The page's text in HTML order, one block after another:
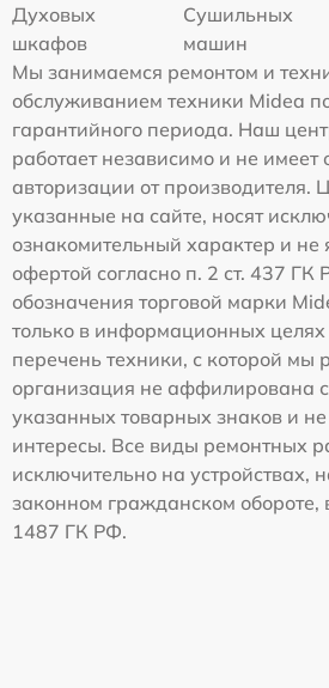
Духовых
шкафов
Сушильных
машин
Мы занимаемся ремонтом и
обслуживанием техники Midea
гарантийного периода. Наш
работает независимо и не
авторизации от производителя.
указанные на сайте, носят
ознакомительный характер и не
офертой согласно п. 2 ст. 437
обозначения торговой марки
только в информационных
перечень техники, с которой мы
организация не аффилирована
указанных товарных знаков и не
интересы. Все виды ремонтных
исключительно на устройствах,
законном гражданском обороте, в
1487 ГК РФ.